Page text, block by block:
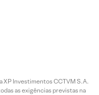
XP Investimentos CCTVM S.A.
as exigências previstas na